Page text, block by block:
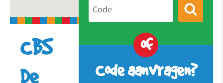
of
Code aanvragen?
CBS
De